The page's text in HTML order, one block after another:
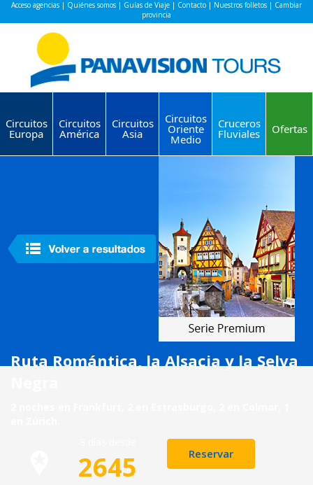
Acceso agencias | Quiénes somos | Guías de Viaje | Contacto | Nuestros folletos | Cambiar
provincia
Circuitos
Europa
Circuitos
América
Circuitos
Asia
Circuitos
Oriente
Medio
Cruceros
Fluviales Ofertas
Ruta Romántica, la Alsacia y la Selva
2645
Reservar